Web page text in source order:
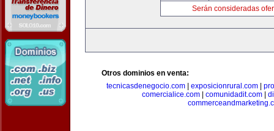
Serán consideradas
Otros dominios en venta:
tecnicasdenegocio.com
exposicionrural.com
comercialice.com| comunidadit.com|